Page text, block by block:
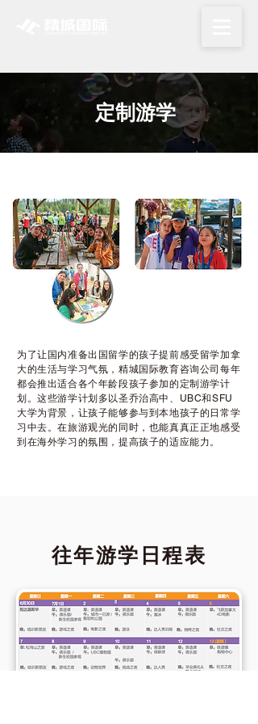
​定制游学
为了让国内准备出国留学的孩子提前感受留学加拿
大的生活与学习气氛，精城国际教育咨询公司每年
都会推出适合各个年龄段孩子参加的定制游学计
划。这些游学计划多以圣乔治高中、UBC和SFU
大学为背景，让孩子能够参与到本地孩子的日常学
习中去。在旅游观光的同时，也能真真正正地感受
到在海外学习的氛围，提高孩子的适应能力。
往年游学日程表